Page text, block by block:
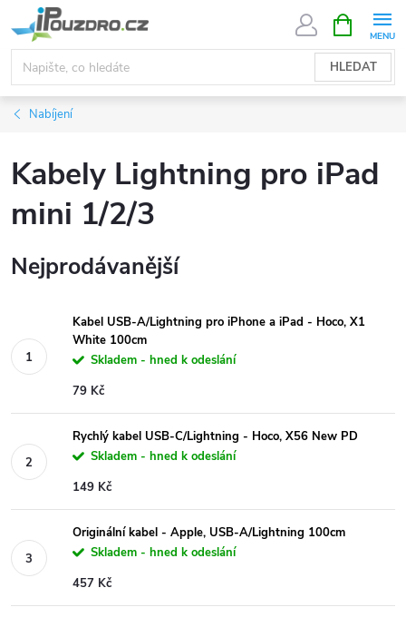
na
obsah
HLEDAT
NÁKUPNÍ
KOŠÍK
Nabíjení
Kabely Lightning pro iPad
mini 1/2/3
Nejprodávanější
Kabel USB-A/Lightning pro iPhone a iPad - Hoco, X1
White 100cm
Skladem - hned k odeslání
79 Kč
Rychlý kabel USB-C/Lightning - Hoco, X56 New PD
Skladem - hned k odeslání
149 Kč
Originální kabel - Apple, USB-A/Lightning 100cm
Skladem - hned k odeslání
457 Kč